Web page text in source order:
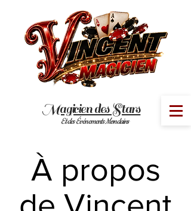
Magicien des Stars
Et des Événements Mondains
MENU
À propos